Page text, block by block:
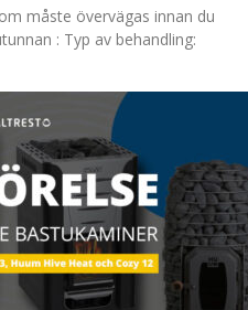
måste övervägas innan du
: Typ av behandling: